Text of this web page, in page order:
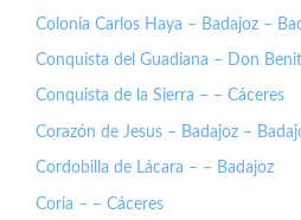
Colonia Carlos Haya – Badajoz –
Conquista del Guadiana – Don
Conquista de la Sierra – – Cáceres
Corazón de Jesus – Badajoz –
Cordobilla de Lácara – – Badajoz
Coria – – Cáceres